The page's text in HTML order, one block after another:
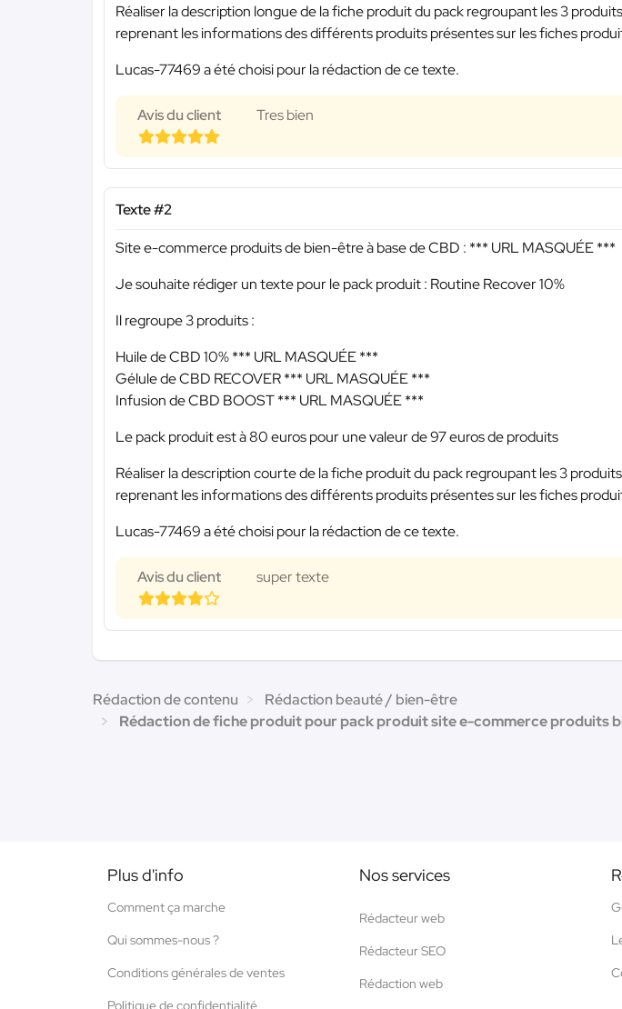
Réaliser la description longue de la fiche produit du pack regroupant les 3
reprenant les informations des différents produits présentes sur les fiches
Lucas-77469 a été choisi pour la rédaction de ce texte.
Avis du client Tres bien
Texte #2
Site e-commerce produits de bien-être à base de CBD : *** URL MASQUÉE ***
Je souhaite rédiger un texte pour le pack produit : Routine Recover 10%
Il regroupe 3 produits :
Huile de CBD 10%*** URL MASQUÉE ***
Gélule de CBD RECOVER*** URL MASQUÉE ***
Infusion de CBD BOOST*** URL MASQUÉE ***
Le pack produit est à 80 euros pour une valeur de 97 euros de produits
Réaliser la description courte de la fiche produit du pack regroupant les 3
reprenant les informations des différents produits présentes sur les fiches
Lucas-77469 a été choisi pour la rédaction de ce texte.
Avis du client super texte
Rédaction de contenu
Rédaction beauté / bien-être
Rédaction de fiche produit pour pack produit site e-commerce produits
Plus d'info
Comment ça marche
Qui sommes-nous ?
Conditions générales de ventes
Politique de confidentialité
Nos services
Rédacteur web
Rédacteur SEO
Rédaction web